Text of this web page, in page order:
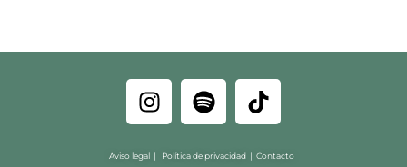
Aviso legal| Política de privacidad| Contacto